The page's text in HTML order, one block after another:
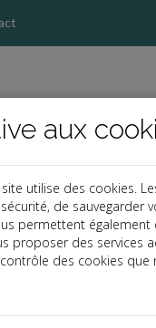
aux
utilise des cookies.
de sauvegarder
permettent également
proposer des services
des cookies que